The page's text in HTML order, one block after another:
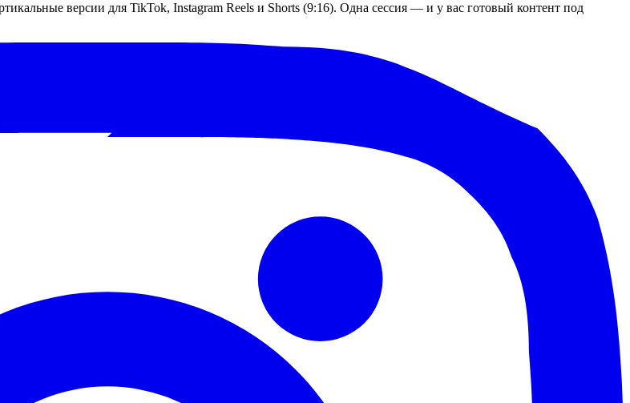
версии для TikTok, Instagram Reels и Shorts (9:16). Одна сессия — и у вас готовый контент под